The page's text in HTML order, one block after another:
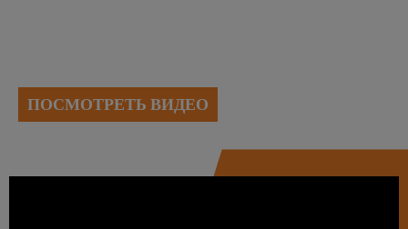
ПОСМОТРЕТЬ ВИДЕО